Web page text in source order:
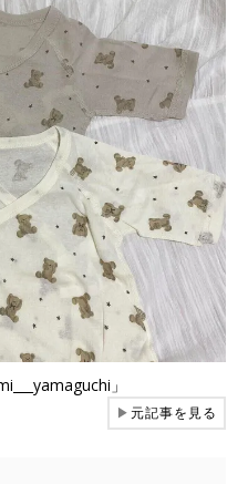
」
▶元記事を見る